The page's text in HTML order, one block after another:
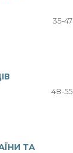
35-47
48-55
ТА